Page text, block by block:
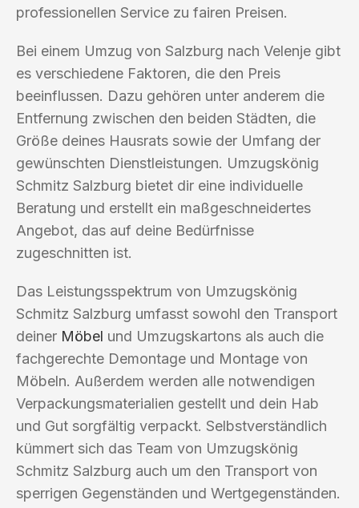
professionellen Service zu fairen Preisen.
Bei einem Umzug von Salzburg nach Velenje gibt
es verschiedene Faktoren, die den Preis
beeinflussen. Dazu gehören unter anderem die
Entfernung zwischen den beiden Städten, die
Größe deines Hausrats sowie der Umfang der
gewünschten Dienstleistungen. Umzugskönig
Schmitz Salzburg bietet dir eine individuelle
Beratung und erstellt ein maßgeschneidertes
Angebot, das auf deine Bedürfnisse
zugeschnitten ist.
Das Leistungsspektrum von Umzugskönig
Schmitz Salzburg umfasst sowohl den Transport
deiner Möbel und Umzugskartons als auch die
fachgerechte Demontage und Montage von
Möbeln. Außerdem werden alle notwendigen
Verpackungsmaterialien gestellt und dein Hab
und Gut sorgfältig verpackt. Selbstverständlich
kümmert sich das Team von Umzugskönig
Schmitz Salzburg auch um den Transport von
sperrigen Gegenständen und Wertgegenständen.